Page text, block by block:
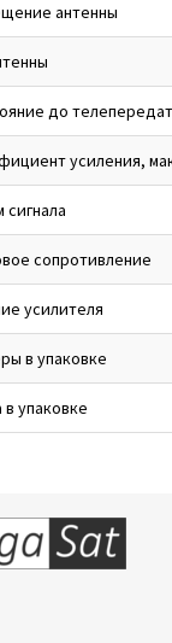
антенны
до
усиления,
сигнала
сопротивление
усилителя
в упаковке
в упаковке